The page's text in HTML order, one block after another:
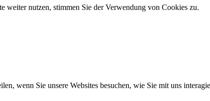
weiter nutzen, stimmen Sie der Verwendung von Cookies zu.
wenn Sie unsere Websites besuchen, wie Sie mit uns